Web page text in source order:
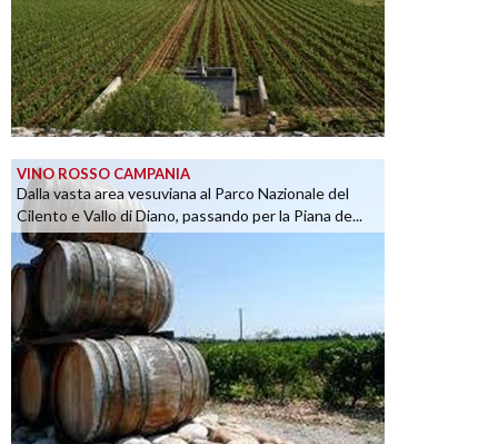
VINO ROSSO CAMPANIA
Dalla vasta area vesuviana al Parco Nazionale del
Cilento e Vallo di Diano, passando per la Piana de...